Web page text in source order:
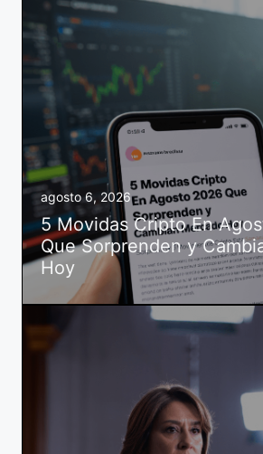
agosto 6, 2026
5 Movidas Cripto En
Que Sorprenden y
Hoy